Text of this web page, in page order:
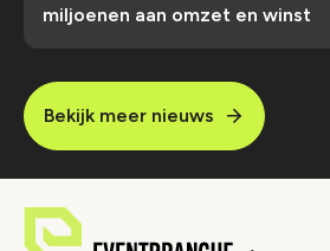
miljoenen aan omzet en winst
Bekijk meer nieuws